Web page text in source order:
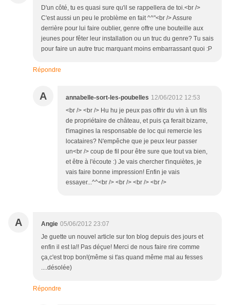
D'un côté, tu es quasi sure qu'il se rappellera de toi.<br />
C'est aussi un peu le problème en fait ^^"<br /> Assure
derrière pour lui faire oublier, genre offre une bouteille aux
jeunes pour fêter leur installation ou un truc du genre? Tu sais
pour faire un autre truc marquant moins embarrassant quoi :P
Répondre
A annabelle-sort-les-poubelles 12/06/2012 12:53
<br /> <br /> Hu hu je peux pas offrir du vin à un fils
de propriétaire de château, et puis ça ferait bizarre,
t'imagines la responsable de loc qui remercie les
locataires? N'empêche que je peux leur passer
un<br /> coup de fil pour être sure que tout va bien,
et être à l'écoute :) Je vais chercher t'inquiètes, je
vais faire bonne impression! Enfin je vais
essayer...^^<br /> <br /> <br /> <br />
A Angie 05/06/2012 23:07
Je guette un nouvel article sur ton blog depuis des jours et
enfin il est la!! Pas déçue! Merci de nous faire rire comme
ça,c'est trop bon!(même si t'as quand même mal au fesses
....désolée)
Répondre